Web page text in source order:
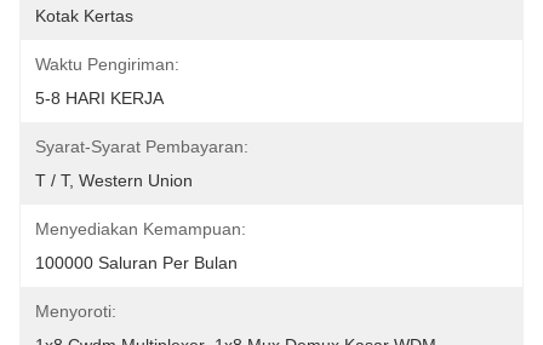
Kotak Kertas
Waktu Pengiriman:
5-8 HARI KERJA
Syarat-Syarat Pembayaran:
T / T, Western Union
Menyediakan Kemampuan:
100000 Saluran Per Bulan
Menyoroti: